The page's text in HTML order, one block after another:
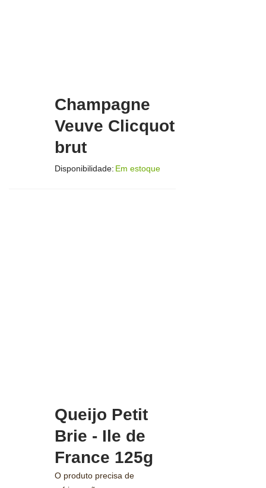
Champagne
Veuve Clicquot
brut
Disponibilidade: Em estoque
Queijo Petit
Brie - Ile de
France 125g
O produto precisa de